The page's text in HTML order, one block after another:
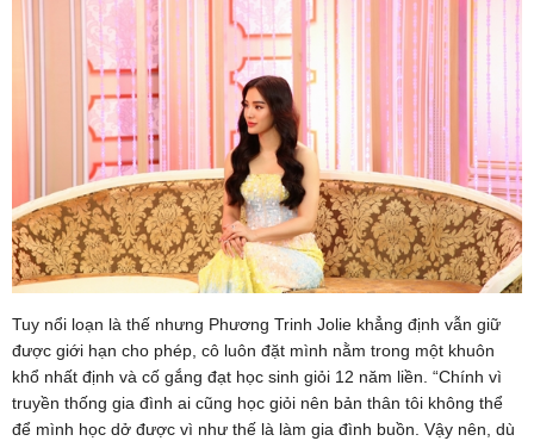
Tuy nổi loạn là thế nhưng Phương Trinh Jolie khẳng định vẫn giữ
được giới hạn cho phép, cô luôn đặt mình nằm trong một khuôn
khổ nhất định và cố gắng đạt học sinh giỏi 12 năm liền. “Chính vì
truyền thống gia đình ai cũng học giỏi nên bản thân tôi không thể
để mình học dở được vì như thế là làm gia đình buồn. Vậy nên, dù